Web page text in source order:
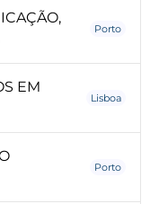
Porto
EM
Lisboa
Porto